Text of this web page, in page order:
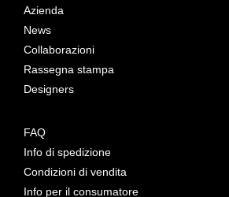
Azienda
News
Collaborazioni
Rassegna stampa
Designers
FAQ
Info di spedizione
Condizioni di vendita
Info per il consumatore